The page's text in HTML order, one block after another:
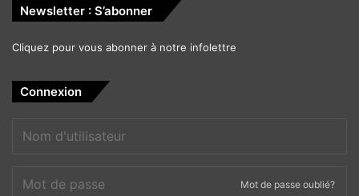
Newsletter : S’abonner
Cliquez pour vous abonner à notre infolettre
Connexion
Mot de passe oublié?